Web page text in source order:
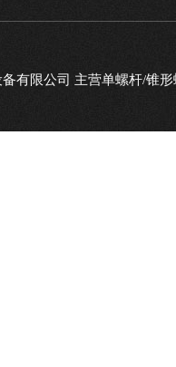
有限公司 主营单螺杆/锥